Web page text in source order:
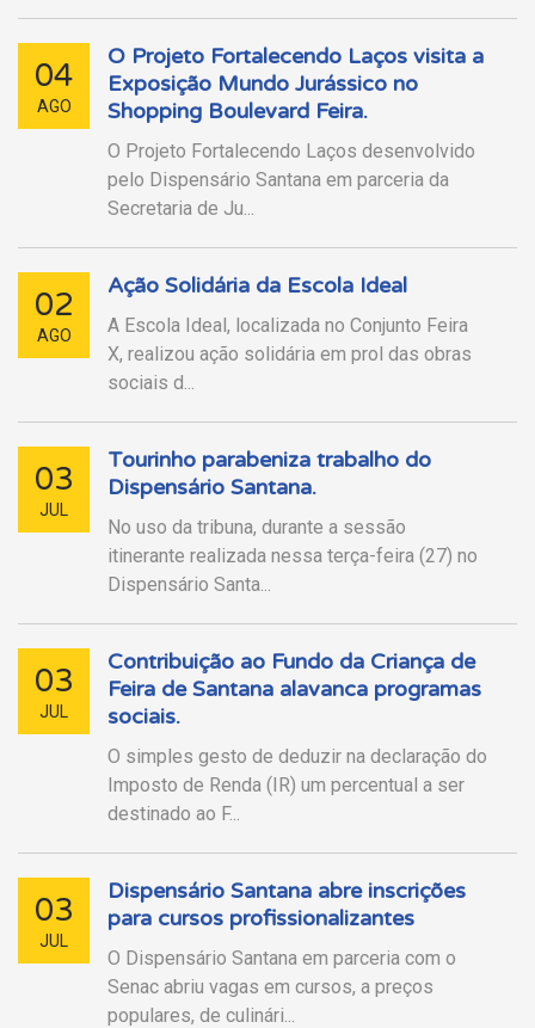
04
AGO
O Projeto Fortalecendo Laços visita a
Exposição Mundo Jurássico no
Shopping Boulevard Feira.
O Projeto Fortalecendo Laços desenvolvido
pelo Dispensário Santana em parceria da
Secretaria de Ju...
02
AGO
Ação Solidária da Escola Ideal
A Escola Ideal, localizada no Conjunto Feira
X, realizou ação solidária em prol das obras
sociais d...
03
JUL
Tourinho parabeniza trabalho do
Dispensário Santana.
No uso da tribuna, durante a sessão
itinerante realizada nessa terça-feira (27) no
Dispensário Santa...
03
JUL
Contribuição ao Fundo da Criança de
Feira de Santana alavanca programas
sociais.
O simples gesto de deduzir na declaração do
Imposto de Renda (IR) um percentual a ser
destinado ao F...
03
JUL
Dispensário Santana abre inscrições
para cursos profissionalizantes
O Dispensário Santana em parceria com o
Senac abriu vagas em cursos, a preços
populares, de culinári...